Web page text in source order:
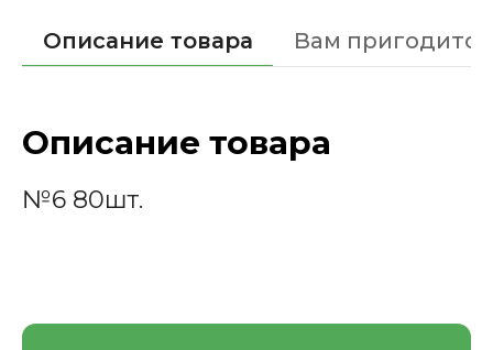
Описание товара Вам пригодится
Описание товара
№6 80шт.